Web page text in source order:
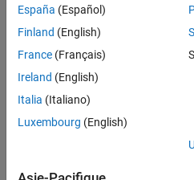
Vous
pouvez
élargir
votre
recherche
ou
afficher
l’ensemble
España (Español)
Finland (English)
France (Français)
Ireland (English)
Italia (Italiano)
Luxembourg (English)